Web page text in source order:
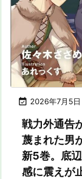
 2026年7月5日
戦力外通告
蔑まれた男
新5巻。底
感に震えが